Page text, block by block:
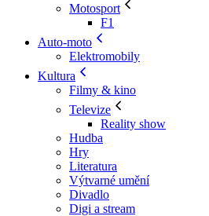
Motosport
F1
Auto-moto
Elektromobily
Kultura
Filmy & kino
Televize
Reality show
Hudba
Hry
Literatura
Výtvarné umění
Divadlo
Digi a stream